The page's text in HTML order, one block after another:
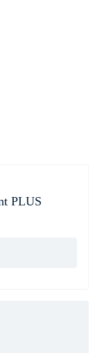
PLUS